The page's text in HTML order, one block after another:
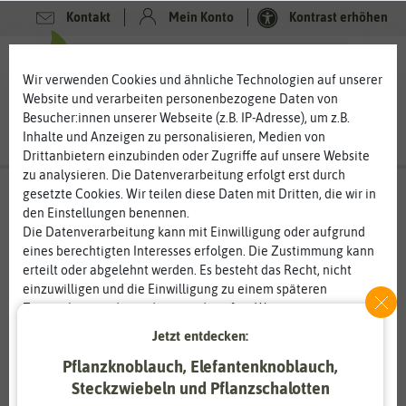
Kontakt Mein Konto Kontrast erhöhen
Wir verwenden Cookies und ähnliche Technologien auf unserer
Website und verarbeiten personenbezogene Daten von
Besucher:innen unserer Webseite (z.B. IP-Adresse), um z.B.
Inhalte und Anzeigen zu personalisieren, Medien von
Drittanbietern einzubinden oder Zugriffe auf unsere Website
zu analysieren. Die Datenverarbeitung erfolgt erst durch
gesetzte Cookies. Wir teilen diese Daten mit Dritten, die wir in
den Einstellungen benennen.
Die Datenverarbeitung kann mit Einwilligung oder aufgrund
eines berechtigten Interesses erfolgen. Die Zustimmung kann
erteilt oder abgelehnt werden. Es besteht das Recht, nicht
einzuwilligen und die Einwilligung zu einem späteren
Zeitpunkt zu ändern oder zu widerrufen. Weitere
Essenziell Statistik
Jetzt entdecken:
Pflanzknoblauch, Elefantenknoblauch,
Steckzwiebeln und Pflanzschalotten